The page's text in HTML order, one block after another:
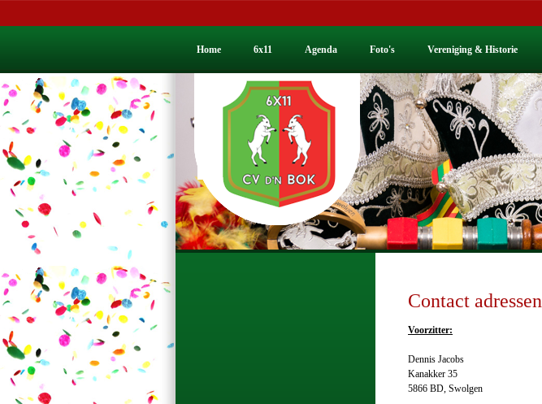
Home 6x11 Agenda Foto's Vereniging & Historie
Contact adressen
Voorzitter:
Dennis Jacobs
Kanakker 35
5866 BD, Swolgen